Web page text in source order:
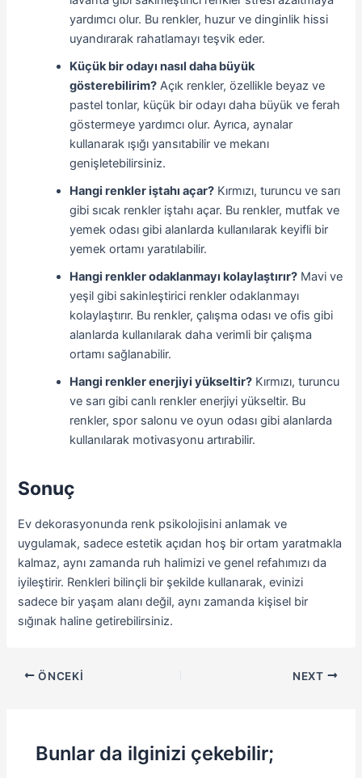
yardımcı olur. Bu renkler, huzur ve dinginlik hissi
uyandırarak rahatlamayı teşvik eder.
Küçük bir odayı nasıl daha büyük
gösterebilirim? Açık renkler, özellikle beyaz ve
pastel tonlar, küçük bir odayı daha büyük ve ferah
göstermeye yardımcı olur. Ayrıca, aynalar
kullanarak ışığı yansıtabilir ve mekanı
genişletebilirsiniz.
Hangi renkler iştahı açar? Kırmızı, turuncu ve sarı
gibi sıcak renkler iştahı açar. Bu renkler, mutfak ve
yemek odası gibi alanlarda kullanılarak keyifli bir
yemek ortamı yaratılabilir.
Hangi renkler odaklanmayı kolaylaştırır? Mavi ve
yeşil gibi sakinleştirici renkler odaklanmayı
kolaylaştırır. Bu renkler, çalışma odası ve ofis gibi
alanlarda kullanılarak daha verimli bir çalışma
ortamı sağlanabilir.
Hangi renkler enerjiyi yükseltir? Kırmızı, turuncu
ve sarı gibi canlı renkler enerjiyi yükseltir. Bu
renkler, spor salonu ve oyun odası gibi alanlarda
kullanılarak motivasyonu artırabilir.
Sonuç
Ev dekorasyonunda renk psikolojisini anlamak ve
uygulamak, sadece estetik açıdan hoş bir ortam yaratmakla
kalmaz, aynı zamanda ruh halimizi ve genel refahımızı da
iyileştirir. Renkleri bilinçli bir şekilde kullanarak, evinizi
sadece bir yaşam alanı değil, aynı zamanda kişisel bir
sığınak haline getirebilirsiniz.
ÖNCEKI NEXT
Bunlar da ilginizi çekebilir;